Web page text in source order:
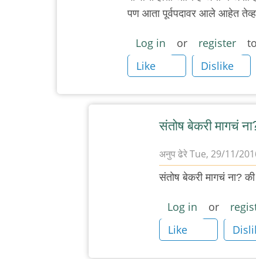
पण आता पूर्वपदावर आले आहेत
Log in or register
Like
Dislike
संतोष बेकरी मागचं
अनुप ढेरेTue, 29/11/
In
पुन्हा
एकदा
संतोष बेकरी मागचं ना?
Log in or
Like